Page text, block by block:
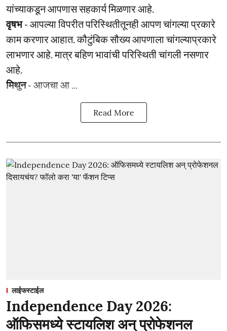
यांच्याकडून आपणास सहकार्य मिळणार आहे.
वृषभ- आपल्या विपरीत परिस्थितीतूनही आपण चांगल्या प्रकारे
काम करणार आहात. कौटुंबिक सौख्य आपणाला चांगल्याप्रकारे
लाभणार आहे. मात्र बहिण भावांची परिस्थिती चांगली नसणार
आहे.
मिथुन- आजचा आ ...
Read More
लाईफस्टाईल
Independence Day 2026:
ऑफिसमध्ये स्टायलिश अन् प्रोफेशनल